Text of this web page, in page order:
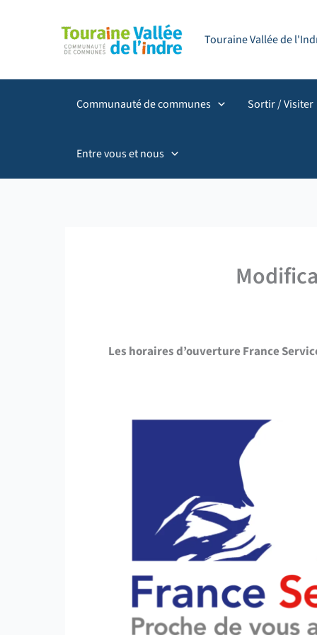
Touraine Vallée de
Communauté de communes Sortir / Visiter
Entre vous et nous
Les horaires d’ouverture France